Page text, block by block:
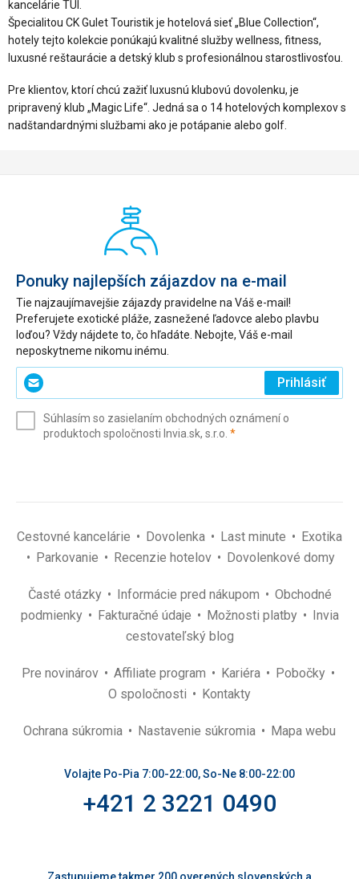
kancelárie TUI.
Špecialitou CK Gulet Touristik je hotelová sieť „Blue Collection“,
hotely tejto kolekcie ponúkajú kvalitné služby wellness, fitness,
luxusné reštaurácie a detský klub s profesionálnou starostlivosťou.
Pre klientov, ktorí chcú zažiť luxusnú klubovú dovolenku, je
pripravený klub „Magic Life“. Jedná sa o 14 hotelových komplexov s
nadštandardnými službami ako je potápanie alebo golf.
Ponuky najlepších zájazdov na e-mail
Tie najzaujímavejšie zájazdy pravidelne na Váš e-mail!
Preferujete exotické pláže, zasnežené ľadovce alebo plavbu
loďou? Vždy nájdete to, čo hľadáte. Nebojte, Váš e-mail
neposkytneme nikomu inému.
Zadajte
svoj
(povinné)
Prihlásiť
Súhlasím so zasielaním obchodných oznámení o
produktoch spoločnosti Invia.sk, s.r.o. *(povinné)
Cestovné kancelárie Dovolenka Last minute
Exotika
Parkovanie
Recenzie hotelov Dovolenkové domy
Časté otázky Informácie pred nákupom
Obchodné
podmienky
Fakturačné údaje Možnosti platby
Invia
cestovateľský blog
Pre novinárov Affiliate program Kariéra
Pobočky
O spoločnosti
Kontakty
Ochrana súkromia Nastavenie súkromia Mapa webu
Volajte Po-Pia 7:00-22:00, So-Ne 8:00-22:00
+421 2 3221 0490
Zastupujeme takmer 200 overených slovenských a